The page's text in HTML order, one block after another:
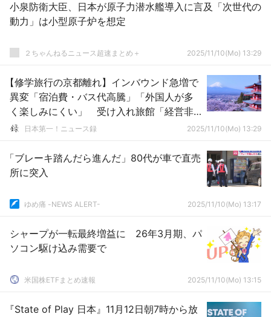
小泉防衛大臣、日本が原子力潜水艦導入に言及「次世代の
動力」は小型原子炉を想定
２ちゃんねるニュース超速まとめ＋ 2025/11/10(Mo) 13:29
【修学旅行の京都離れ】インバウンド急増で
異変「宿泊費・バス代高騰」「外国人が多
く楽しみにくい」 受け入れ旅館「経営非
常に厳しい」
日本第一！ニュース録 2025/11/10(Mo) 13:29
「ブレーキ踏んだら進んだ」80代が車で直売
所に突入
ゆめ痛 -NEWS ALERT- 2025/11/10(Mo) 13:17
シャープが一転最終増益に 26年3月期、パ
ソコン駆け込み需要で
米国株ETFまとめ速報 2025/11/10(Mo) 13:15
『State of Play 日本』11月12日朝7時から放